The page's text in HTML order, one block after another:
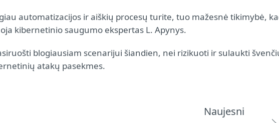
automatizacijos ir aiškių procesų turite, tuo mažesnė tikimybė,
kibernetinio saugumo ekspertas L. Apynys.
blogiausiam scenarijui šiandien, nei rizikuoti ir sulaukti
atakų pasekmes.
Naujesni